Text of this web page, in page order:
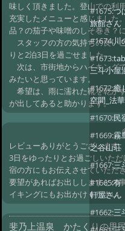
味しく頂きました。登山での利
充実したメニューと感じました
品？の茄子や味噌のしそ巻き？
スタッフの方の気持ちの良い
りと2泊3日を過ごせました。
次は、市街地からハイキング
みたいと思っています。
希望は、雨に濡れた靴を乾か
が出してあると助かります。
レビューありがとうございます
3日をゆったりとお過ごしいただ
宿の方にもお伝えさせていただ
要望があればお出ししますとの
イキングにもお出かけください。
斐乃上温泉 かたくりの里
#1675:つ
旅館さん
#1674:川
#1673:
三斗小屋
#1672:癒
空間_法
#1670:民
#1669:霧
之谷山荘
#1667:三
#1665:有
軒屋さん
#1662:三